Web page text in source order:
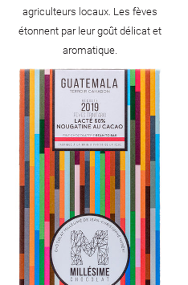
agriculteurs locaux. Les fèves
étonnent par leur goût délicat et
aromatique.